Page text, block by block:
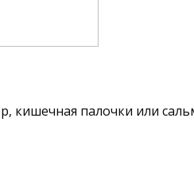
кишечная палочки или